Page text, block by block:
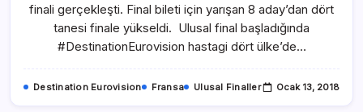
finali gerçekleşti. Final bileti için yarışan 8 aday’dan dört
tanesi finale yükseldi. Ulusal final başladığında
#DestinationEurovision hastagi dört ülke’de…
Destination Eurovision Fransa Ulusal Finaller Ocak 13, 2018